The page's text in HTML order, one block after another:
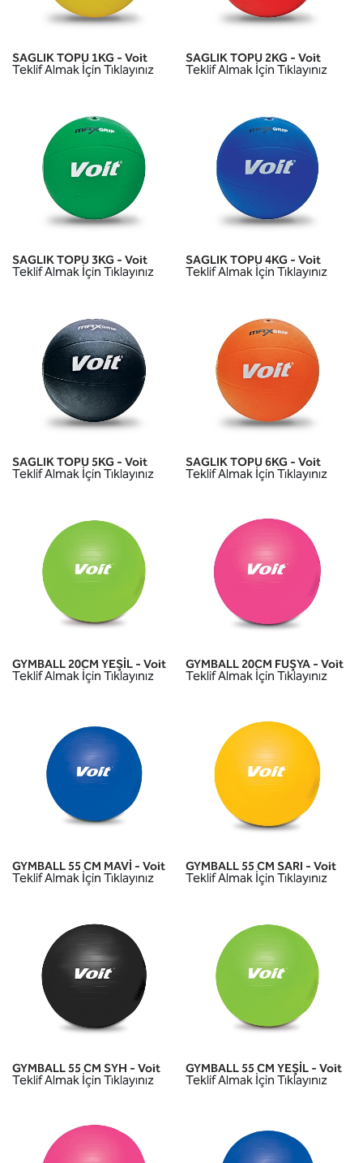
SAGLIK TOPU 1KG - Voit
Teklif Almak İçin Tıklayınız
SAGLIK TOPU 2KG - Voit
Teklif Almak İçin Tıklayınız
SAGLIK TOPU 3KG - Voit
Teklif Almak İçin Tıklayınız
SAGLIK TOPU 4KG - Voit
Teklif Almak İçin Tıklayınız
SAGLIK TOPU 5KG - Voit
Teklif Almak İçin Tıklayınız
SAGLIK TOPU 6KG - Voit
Teklif Almak İçin Tıklayınız
GYMBALL 20CM YEŞİL - Voit
Teklif Almak İçin Tıklayınız
GYMBALL 20CM FUŞYA - Voit
Teklif Almak İçin Tıklayınız
GYMBALL 55 CM MAVİ - Voit
Teklif Almak İçin Tıklayınız
GYMBALL 55 CM SARI - Voit
Teklif Almak İçin Tıklayınız
GYMBALL 55 CM SYH - Voit
Teklif Almak İçin Tıklayınız
GYMBALL 55 CM YEŞİL - Voit
Teklif Almak İçin Tıklayınız